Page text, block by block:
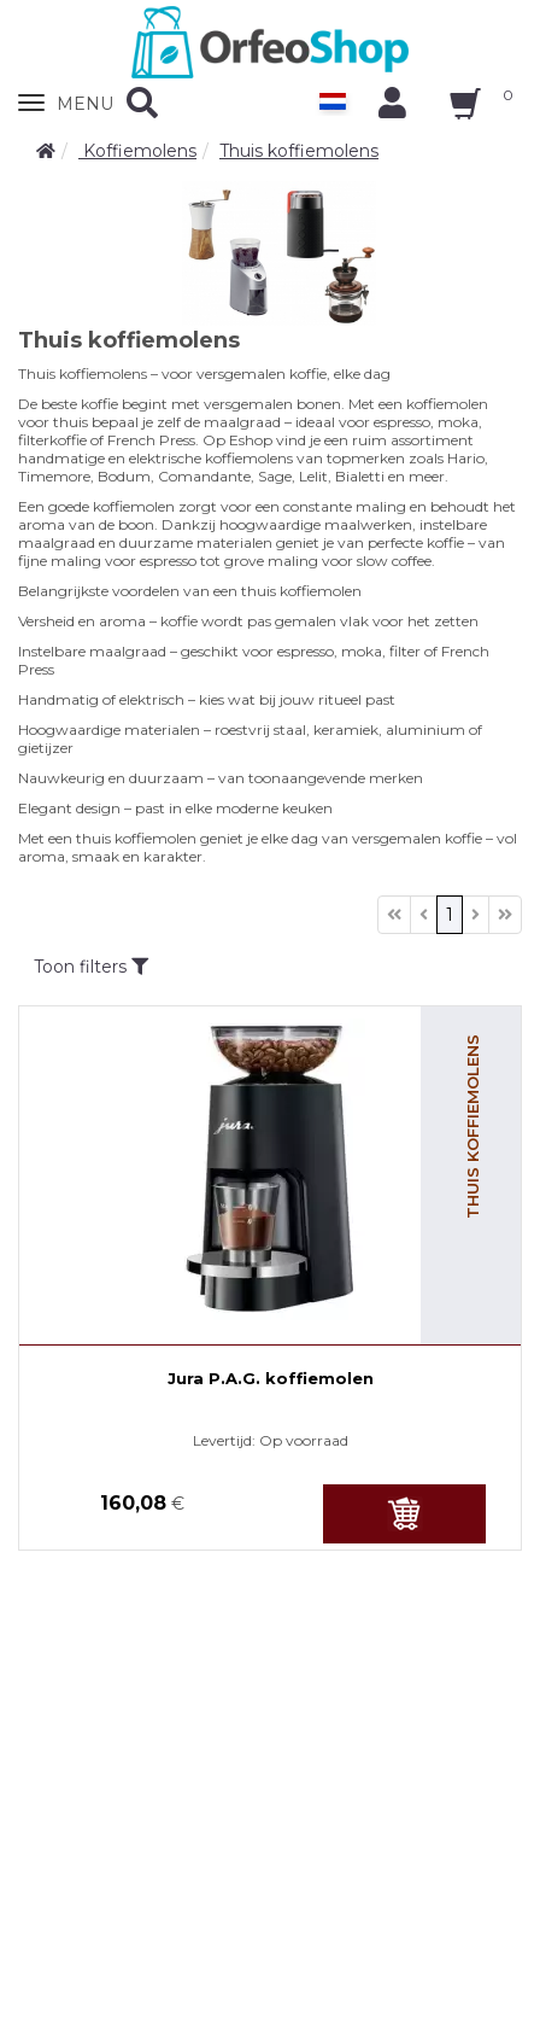
Zobrazit
MENU 0
Koffiemolens Thuis koffiemolens
Thuis koffiemolens
Thuis koffiemolens – voor versgemalen koffie, elke dag
De beste koffie begint met versgemalen bonen. Met een koffiemolen
voor thuis bepaal je zelf de maalgraad – ideaal voor espresso, moka,
filterkoffie of French Press. Op Eshop vind je een ruim assortiment
handmatige en elektrische koffiemolens van topmerken zoals Hario,
Timemore, Bodum, Comandante, Sage, Lelit, Bialetti en meer.
Een goede koffiemolen zorgt voor een constante maling en behoudt het
aroma van de boon. Dankzij hoogwaardige maalwerken, instelbare
maalgraad en duurzame materialen geniet je van perfecte koffie – van
fijne maling voor espresso tot grove maling voor slow coffee.
Belangrijkste voordelen van een thuis koffiemolen
Versheid en aroma – koffie wordt pas gemalen vlak voor het zetten
Instelbare maalgraad – geschikt voor espresso, moka, filter of French
Press
Handmatig of elektrisch – kies wat bij jouw ritueel past
Hoogwaardige materialen – roestvrij staal, keramiek, aluminium of
gietijzer
Nauwkeurig en duurzaam – van toonaangevende merken
Elegant design – past in elke moderne keuken
Met een thuis koffiemolen geniet je elke dag van versgemalen koffie – vol
aroma, smaak en karakter.
1
Toon filters
THUIS KOFFIEMOLENS
Jura P.A.G. koffiemolen
Levertijd: Op voorraad
160,08 €